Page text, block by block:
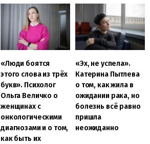
«Люди боятся
этого слова из трёх
букв». Психолог
Ольга Величко о
женщинах с
онкологическими
диагнозами и о том,
как быть их
«Эх, не успела».
Катерина Пытлева
о том, как жила в
ожидании рака, но
болезнь всё равно
пришла
неожиданно